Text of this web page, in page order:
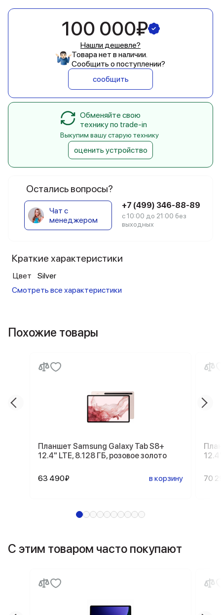
Остались вопросы?
Чат с
менеджером
+7 (499) 346-88-89
с 10:00 до 21:00 без
выходных
Краткие характеристики
Цвет
Silver
Смотреть все характеристики
100 000₽
Нашли дешевле?
Товара нет в наличии.
Сообщить о поступлении?
сообщить
Обменяйте свою
технику по trade-in
Выкупим вашу старую технику
оценить устройство
Похожие товары
Планшет Samsung Galaxy Tab S8+
12.4" LTE, 8.128 ГБ, розовое золото
63 490₽ в корзину 70
С этим товаром часто покупают